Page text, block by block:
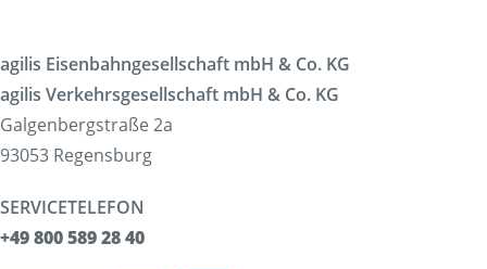
agilis Eisenbahngesellschaft mbH & Co. KG
agilis Verkehrsgesellschaft mbH & Co. KG
Galgenbergstraße 2a
93053 Regensburg
SERVICETELEFON
+49 800 589 28 40